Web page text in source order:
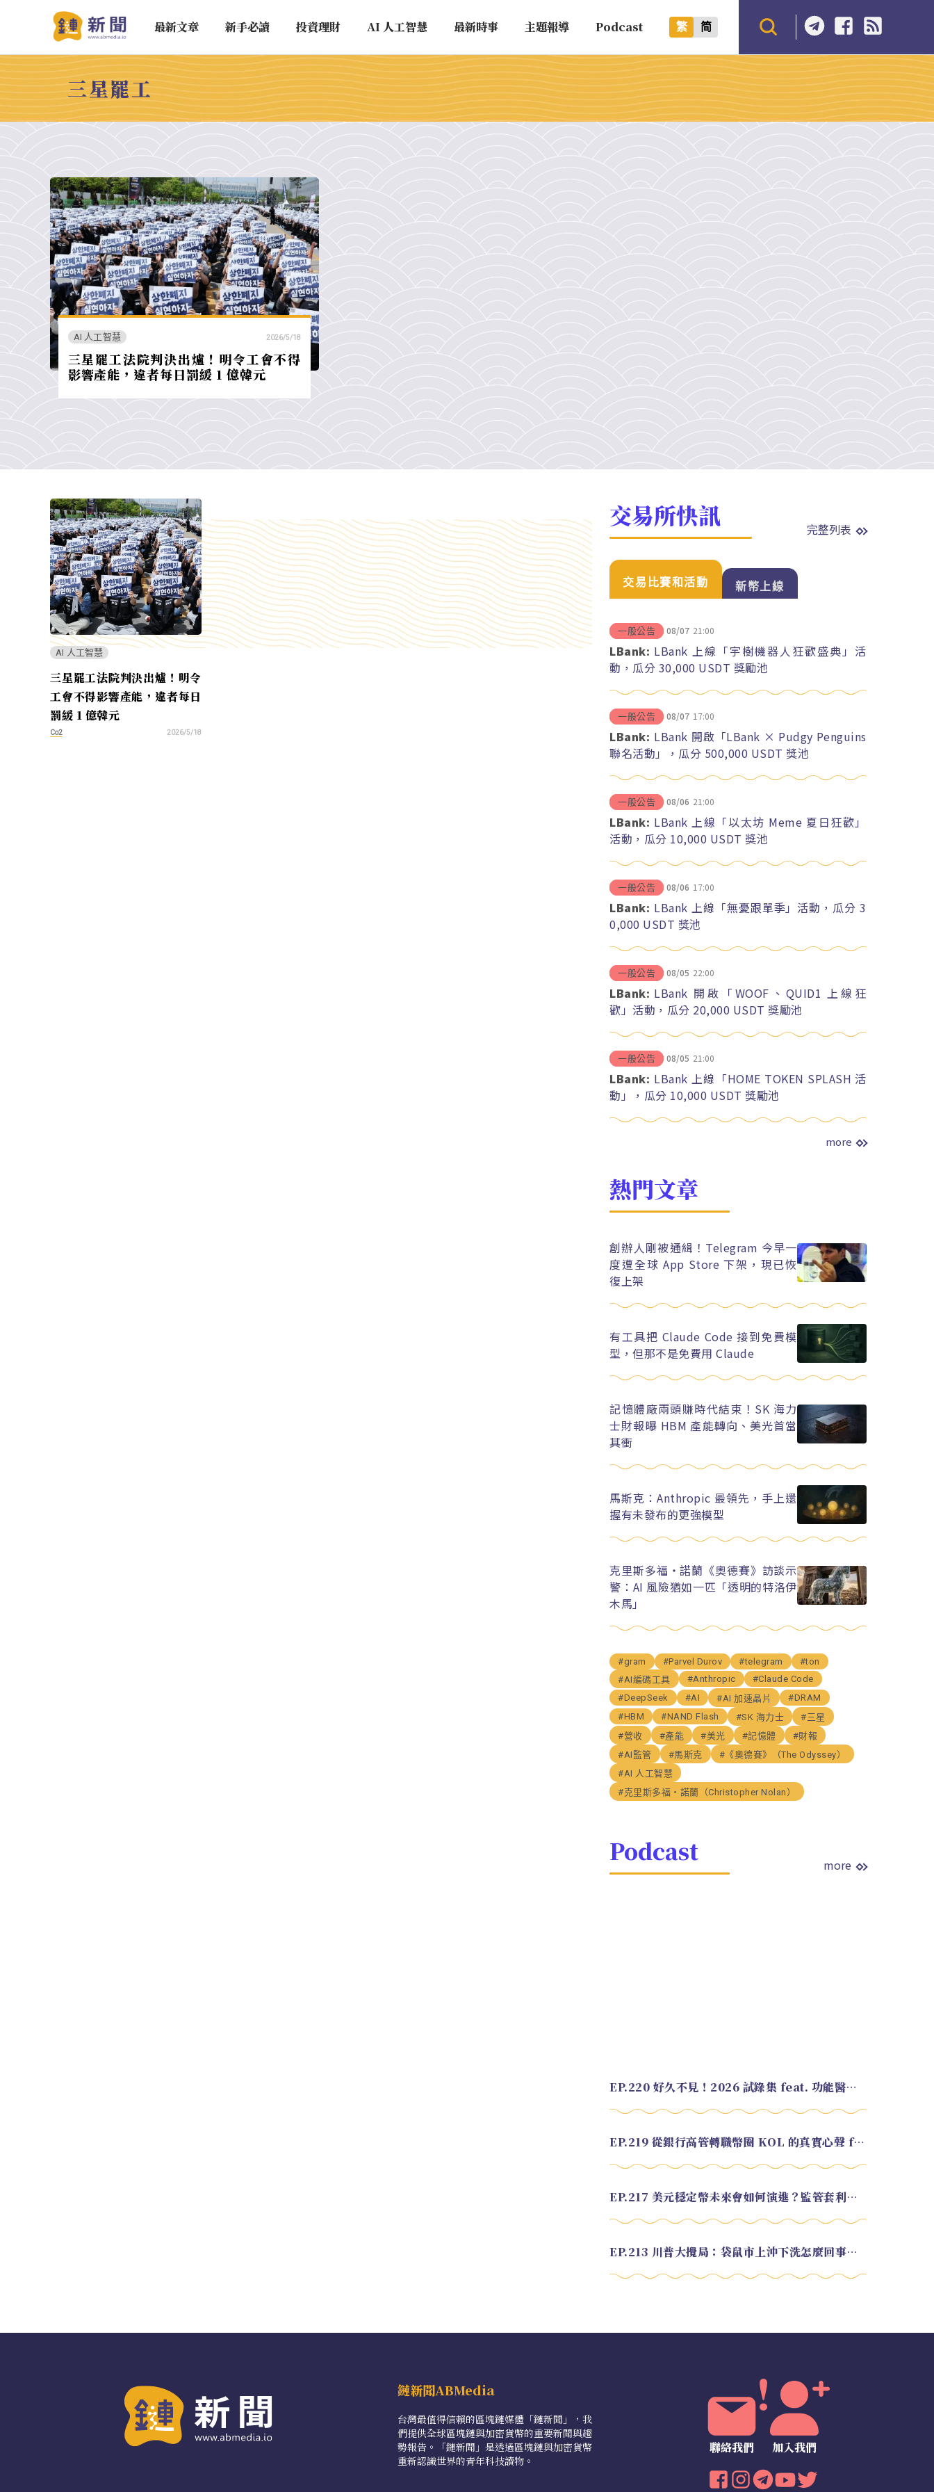
最新文章 新手必讀 投資理財 AI 人工智慧 最新時事 主題報導 Podcast 繁 简
三星罷工
AI 人工智慧 2026/5/18
三星罷工法院判決出爐！明令工會不得
影響產能，違者每日罰緩 1 億韓元
AI 人工智慧
三星罷工法院判決出爐！明令
工會不得影響產能，違者每日
罰緩 1 億韓元
Co2 2026/5/18
交易所快訊 完整列表
交易比賽和活動 新幣上線
一般公告 08/07 21:00
LBank: LBank 上線「宇樹機器人狂歡盛典」活
動，瓜分 30,000 USDT 獎勵池
一般公告 08/07 17:00
LBank: LBank 開啟「LBank × Pudgy Penguins
聯名活動」，瓜分 500,000 USDT 獎池
一般公告 08/06 21:00
LBank: LBank 上線「以太坊 Meme 夏日狂歡」
活動，瓜分 10,000 USDT 獎池
一般公告 08/06 17:00
LBank: LBank 上線「無憂跟單季」活動，瓜分 3
0,000 USDT 獎池
一般公告 08/05 22:00
LBank: LBank 開啟「WOOF、QUID1 上線狂
歡」活動，瓜分 20,000 USDT 獎勵池
一般公告 08/05 21:00
LBank: LBank 上線「HOME TOKEN SPLASH 活
動」，瓜分 10,000 USDT 獎勵池
more
熱門文章
創辦人剛被通緝！Telegram 今早一
度遭全球 App Store 下架，現已恢
復上架
有工具把 Claude Code 接到免費模
型，但那不是免費用 Claude
記憶體廠兩頭賺時代結束！SK 海力
士財報曝 HBM 產能轉向、美光首當
其衝
馬斯克：Anthropic 最領先，手上還
握有未發布的更強模型
克里斯多福・諾蘭《奧德賽》訪談示
警：AI 風險猶如一匹「透明的特洛伊
木馬」
#gram #Parvel Durov #telegram
#ton
#AI編碼工具
#Anthropic
#Claude Code
#DeepSeek
#AI #AI 加速晶片
#DRAM
#HBM
#NAND Flash #SK 海力士
#三星
#營收
#產能 #美光 #記憶體
#財報
#AI監管
#馬斯克
#《奧德賽》（The Odyssey）
#AI 人工智慧
#克里斯多福・諾蘭（Christopher Nolan）
Podcast more
EP.220 好久不見！2026 試錄集 feat. 功能醫學營養師 美寶
EP.219 從銀行高管轉職幣圈 KOL 的真實心聲 feat.龜大
EP.217 美元穩定幣未來會如何演進？監管套利終將收斂？feat. 研究員 余哲安
EP.213 川普大攪局：袋鼠市上沖下洗怎麼回事？feat. Alvin
鏈新聞ABMedia
台灣最值得信賴的區塊鏈媒體「鏈新聞」，我
們提供全球區塊鏈與加密貨幣的重要新聞與趨
勢報告。「鏈新聞」是透過區塊鏈與加密貨幣
重新認識世界的青年科技讀物。
聯絡我們 加入我們